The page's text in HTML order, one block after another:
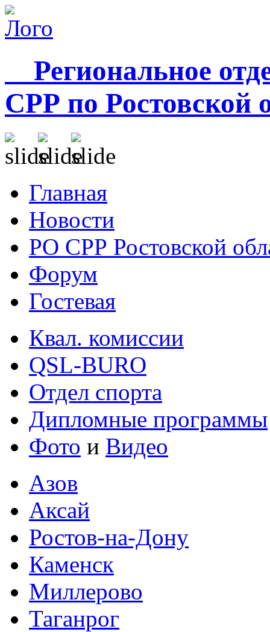
Региональное
СРР по Ростовской
Главная
Новости
РО СРР Ростовской
Форум
Гостевая
Квал. комиссии
QSL-BURO
Отдел спорта
Дипломные программы
Фото и Видео
Азов
Аксай
Ростов-на-Дону
Каменск
Миллерово
Таганрог